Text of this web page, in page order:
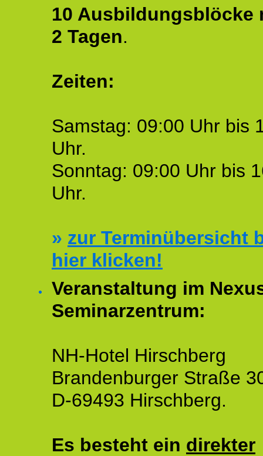
10 Ausbildungsblöcke
2 Tagen.
Zeiten:
Samstag: 09:00 Uhr bis
Uhr.
Sonntag: 09:00 Uhr bis
Uhr.
» zur Terminübersicht
hier klicken!
Veranstaltung im
Seminarzentrum:
NH-Hotel Hirschberg
Brandenburger Straße
D-69493 Hirschberg.
Es besteht ein direkter